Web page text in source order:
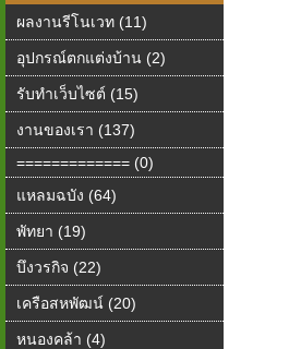
ผลงานรีโนเวท (11)
อุปกรณ์ตกแต่งบ้าน (2)
รับทำเว็บไซต์ (15)
งานของเรา (137)
============= (0)
แหลมฉบัง (64)
พัทยา (19)
บึงวรกิจ (22)
เครือสหพัฒน์ (20)
หนองคล้า (4)